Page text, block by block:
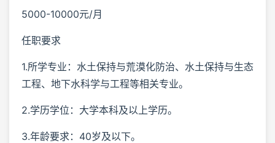
5000-10000元/月
任职要求
1.所学专业：水土保持与荒漠化防治、水土保持与生态
工程、地下水科学与工程等相关专业。
2.学历学位：大学本科及以上学历。
3.年龄要求：40岁及以下。